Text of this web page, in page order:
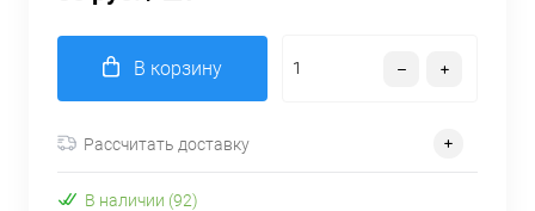
В корзину
Рассчитать доставку
В наличии (92)